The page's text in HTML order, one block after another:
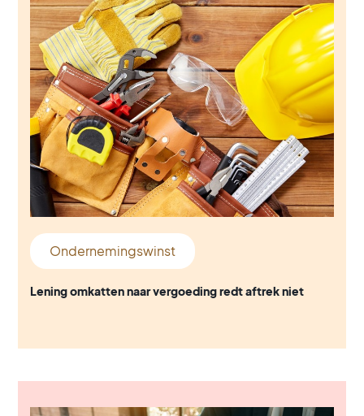
Ondernemingswinst
Lening omkatten naar vergoeding redt aftrek niet